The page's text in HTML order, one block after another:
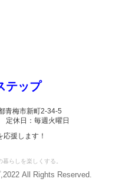
テップ
梅市新町2-34-5
休日：毎週火曜日
応援します！
らしを楽しくする。
All Rights Reserved.